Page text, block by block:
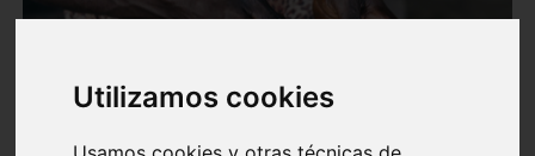
Utilizamos cookies